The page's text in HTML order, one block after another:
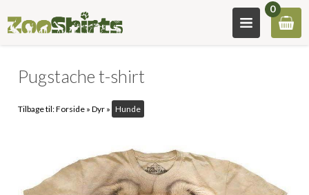
0
Pugstache t-shirt
Tilbage til:Forside »Dyr » Hunde